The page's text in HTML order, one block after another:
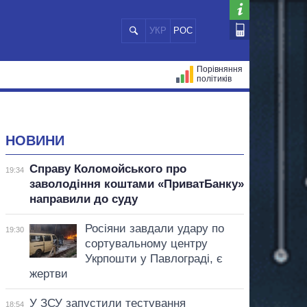
УКР РОС
Порівняння
політиків
НОВИНИ
19:34
Справу Коломойського про
заволодіння коштами «ПриватБанку»
направили до суду
19:30
Росіяни завдали удару по
сортувальному центру
Укрпошти у Павлограді, є
жертви
18:54
У ЗСУ запустили тестування